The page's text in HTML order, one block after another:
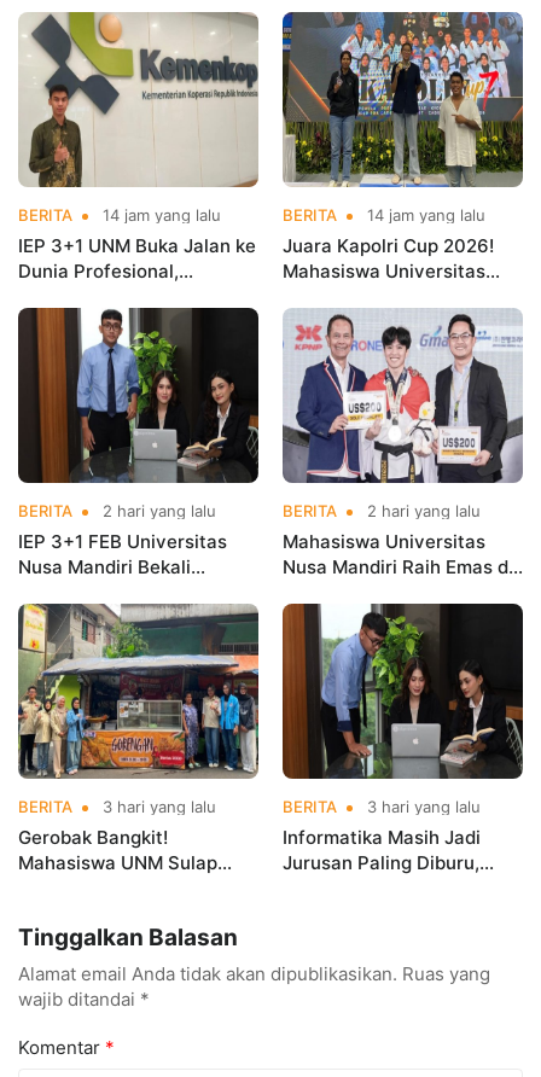
BERITA 14 jam yang lalu
IEP 3+1 UNM Buka Jalan ke
Dunia Profesional,
Kementerian Koperasi
BERITA 14 jam yang lalu
Juara Kapolri Cup 2026!
Mahasiswa Universitas
Nama Kampus di Kejurnas
Taekwondo
BERITA 2 hari yang lalu
IEP 3+1 FEB Universitas
Nusa Mandiri Bekali
Kerja Sebelum Lulus
BERITA 2 hari yang lalu
Mahasiswa Universitas
Nusa Mandiri Raih Emas di
Indonesia Open
Championships 2026
BERITA 3 hari yang lalu
Gerobak Bangkit!
Mahasiswa UNM Sulap
BERITA 3 hari yang lalu
Informatika Masih Jadi
Jurusan Paling Diburu,
Tinggalkan Balasan
Alamat email Anda tidak akan dipublikasikan. Ruas yang
wajib ditandai *
Komentar *